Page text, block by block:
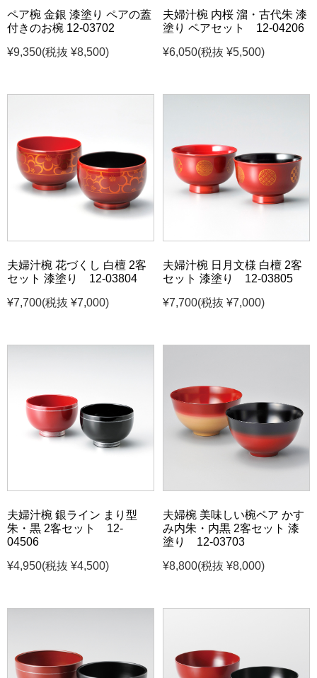
ペア椀 金銀 漆塗り ペアの蓋
付きのお椀 12-03702
¥9,350(税抜 ¥8,500)
夫婦汁椀 内桜 溜・古代朱 漆
塗り ペアセット 12-04206
¥6,050(税抜 ¥5,500)
夫婦汁椀 花づくし 白檀 2客
セット 漆塗り 12-03804
¥7,700(税抜 ¥7,000)
夫婦汁椀 日月文様 白檀 2客
セット 漆塗り 12-03805
¥7,700(税抜 ¥7,000)
夫婦汁椀 銀ライン まり型
朱・黒 2客セット 12-
04506
¥4,950(税抜 ¥4,500)
夫婦椀 美味しい椀ペア かす
み内朱・内黒 2客セット 漆
塗り 12-03703
¥8,800(税抜 ¥8,000)